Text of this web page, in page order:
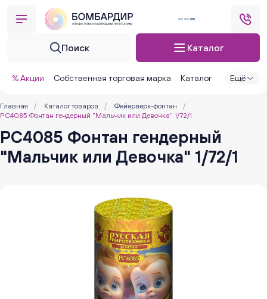
Поиск Каталог
% Акции Собственная торговая марка Каталог Ещё
Главная / Каталог товаров / Фейерверк-фонтан
/
РС4085 Фонтан гендерный "Мальчик или Девочка" 1/72/1
РС4085 Фонтан гендерный
"Мальчик или Девочка" 1/72/1